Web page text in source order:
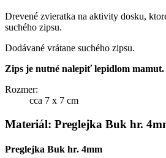
Drevené zvieratka na aktivity dosku,
suchého zipsu.
Dodávané vrátane suchého zipsu.
Zips je nutné nalepiť lepidlom mamut.
Rozmer:
cca 7 x 7 cm
Materiál: Preglejka Buk hr.
Preglejka Buk hr. 4mm